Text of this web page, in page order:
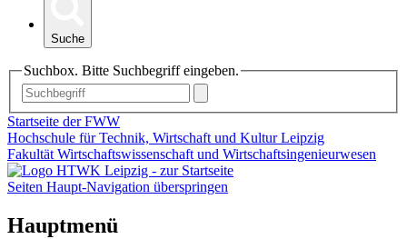
Suche
Suchbox. Bitte Suchbegriff eingeben.
Startseite der FWW
Hochschule für Technik, Wirtschaft und Kultur Leipzig
Fakultät Wirtschaftswissenschaft und Wirtschaftsingenieurwesen
Seiten Haupt-Navigation überspringen
Hauptmenü